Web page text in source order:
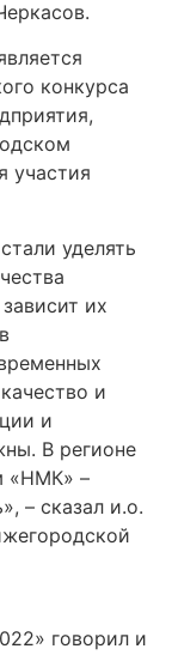
конкурса
участия
уделять
их
и
и
В регионе
«НМК» –
– сказал и.о.
говорил и